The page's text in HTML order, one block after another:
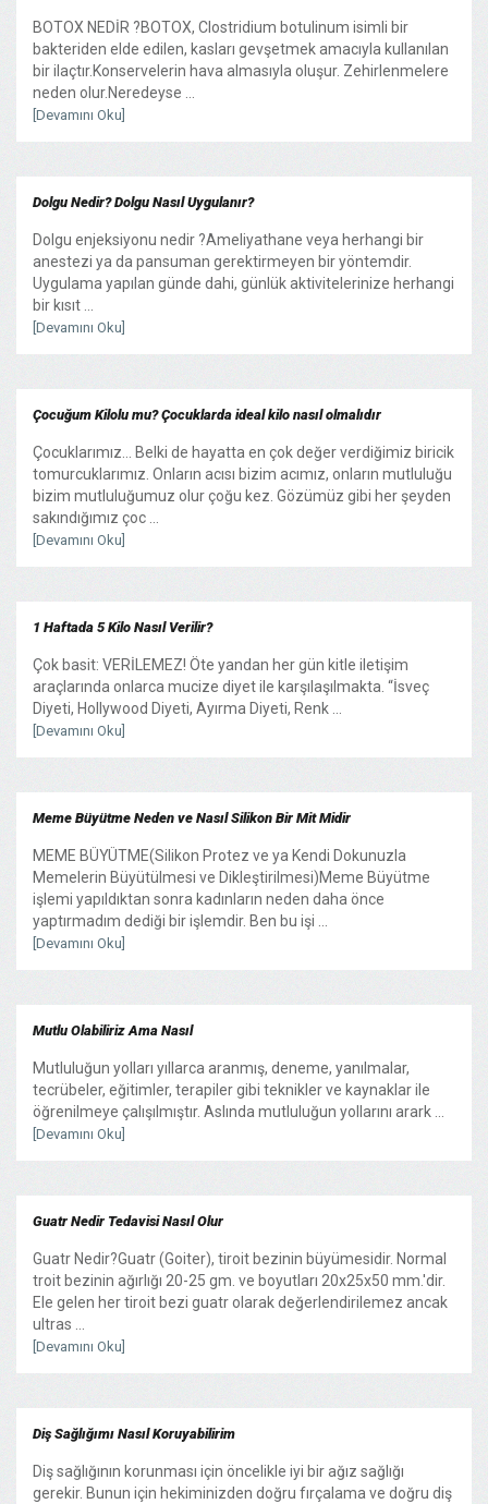
BOTOX NEDİR ?BOTOX, Clostridium botulinum isimli bir
bakteriden elde edilen, kasları gevşetmek amacıyla kullanılan
bir ilaçtır.Konservelerin hava almasıyla oluşur. Zehirlenmelere
neden olur.Neredeyse ...
[Devamını Oku]
Dolgu Nedir? Dolgu Nasıl Uygulanır?
Dolgu enjeksiyonu nedir ?Ameliyathane veya herhangi bir
anestezi ya da pansuman gerektirmeyen bir yöntemdir.
Uygulama yapılan günde dahi, günlük aktivitelerinize herhangi
bir kısıt ...
[Devamını Oku]
Çocuğum Kilolu mu? Çocuklarda ideal kilo nasıl olmalıdır
Çocuklarımız… Belki de hayatta en çok değer verdiğimiz biricik
tomurcuklarımız. Onların acısı bizim acımız, onların mutluluğu
bizim mutluluğumuz olur çoğu kez. Gözümüz gibi her şeyden
sakındığımız çoc ...
[Devamını Oku]
1 Haftada 5 Kilo Nasıl Verilir?
Çok basit: VERİLEMEZ! Öte yandan her gün kitle iletişim
araçlarında onlarca mucize diyet ile karşılaşılmakta. “İsveç
Diyeti, Hollywood Diyeti, Ayırma Diyeti, Renk ...
[Devamını Oku]
Meme Büyütme Neden ve Nasıl Silikon Bir Mit Midir
MEME BÜYÜTME(Silikon Protez ve ya Kendi Dokunuzla
Memelerin Büyütülmesi ve Dikleştirilmesi)Meme Büyütme
işlemi yapıldıktan sonra kadınların neden daha önce
yaptırmadım dediği bir işlemdir. Ben bu işi ...
[Devamını Oku]
Mutlu Olabiliriz Ama Nasıl
Mutluluğun yolları yıllarca aranmış, deneme, yanılmalar,
tecrübeler, eğitimler, terapiler gibi teknikler ve kaynaklar ile
öğrenilmeye çalışılmıştır. Aslında mutluluğun yollarını arark ...
[Devamını Oku]
Guatr Nedir Tedavisi Nasıl Olur
Guatr Nedir?Guatr (Goiter), tiroit bezinin büyümesidir. Normal
troit bezinin ağırlığı 20-25 gm. ve boyutları 20x25x50 mm.'dir.
Ele gelen her tiroit bezi guatr olarak değerlendirilemez ancak
ultras ...
[Devamını Oku]
Diş Sağlığımı Nasıl Koruyabilirim
Diş sağlığının korunması için öncelikle iyi bir ağız sağlığı
gerekir. Bunun için hekiminizden doğru fırçalama ve doğru diş